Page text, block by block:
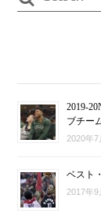
2019-
ブチー
2020年7
ベスト
2017年9